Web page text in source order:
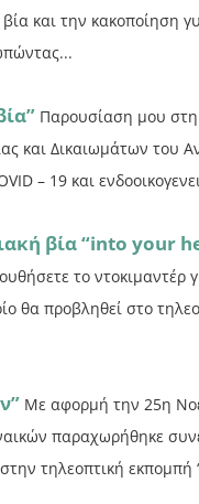
και την κακοποίηση
Παρουσίαση μου
και Δικαιωμάτων του
– 19 και
βία “into your
το ντοκιμαντέρ
θα προβληθεί στο
Με αφορμή την 25η
παραχωρήθηκε
τηλεοπτική